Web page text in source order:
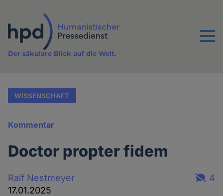
Inhalt
Menu
Der säkulare Blick auf die Welt.
WISSENSCHAFT
Kommentar
Doctor propter fidem
Ralf Nestmeyer
17.01.2025
4